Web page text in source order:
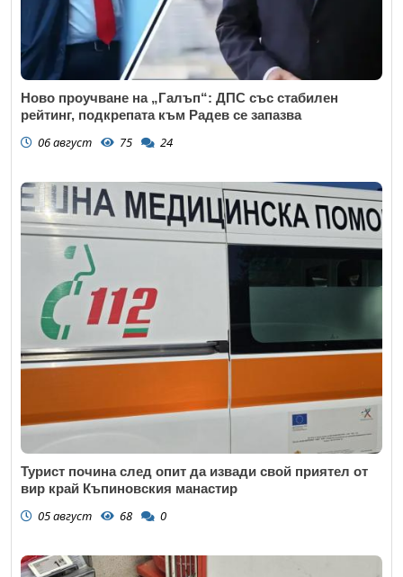
Ново проучване на „Галъп“: ДПС със стабилен
рейтинг, подкрепата към Радев се запазва
06 август 75 24
Турист почина след опит да извади свой приятел от
вир край Къпиновския манастир
05 август 68 0